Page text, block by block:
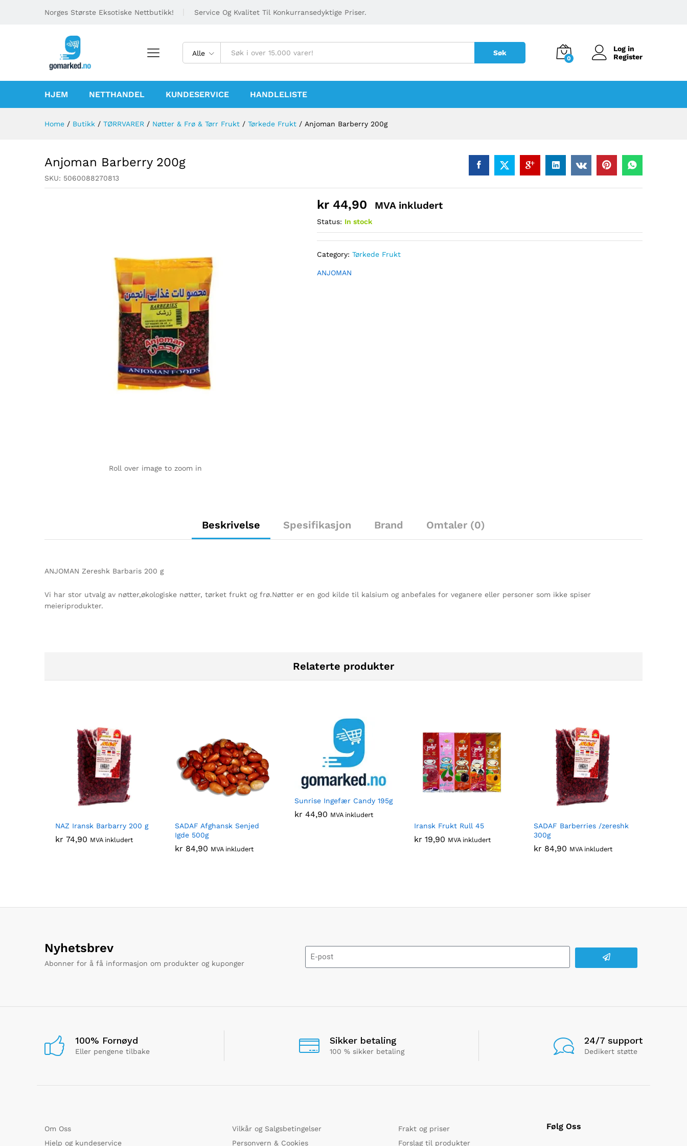
Norges Største Eksotiske Nettbutikk! Service Og Kvalitet Til Konkurransedyktige Priser.
Alle Søk
0
Log in
Register
HJEM NETTHANDEL KUNDESERVICE HANDLELISTE
Home / Butikk / TØRRVARER / Nøtter & Frø & Tørr Frukt / Tørkede Frukt / Anjoman Barberry 200g
Anjoman Barberry 200g
SKU: 5060088270813
Roll over image to zoom in
kr 44,90 MVA inkludert
Status: In stock
Category:Tørkede Frukt
ANJOMAN
Beskrivelse Spesifikasjon Brand Omtaler (0)
ANJOMAN Zereshk Barbaris 200 g
Vi har stor utvalg av nøtter,økologiske nøtter, tørket frukt og frø.Nøtter er en god kilde til kalsium og anbefales for veganere eller personer som ikke spiser
meieriprodukter.
Relaterte produkter
NAZ Iransk Barbarry 200 g
kr 74,90 MVA inkludert
SADAF Afghansk Senjed
Igde 500g
kr 84,90 MVA inkludert
Sunrise Ingefær Candy 195g
kr 44,90 MVA inkludert
Iransk Frukt Rull 45
kr 19,90 MVA inkludert
SADAF Barberries /zereshk
300g
kr 84,90 MVA inkludert
Nyhetsbrev
Abonner for å få informasjon om produkter og kuponger
100% Fornøyd
Eller pengene tilbake
Sikker betaling
100 % sikker betaling
24/7 support
Dedikert støtte
Om Oss
Hjelp og kundeservice
Vilkår og Salgsbetingelser
Personvern & Cookies
Frakt og priser
Forslag til produkter
Følg Oss